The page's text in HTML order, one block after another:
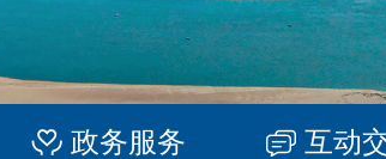
政务服务 互动